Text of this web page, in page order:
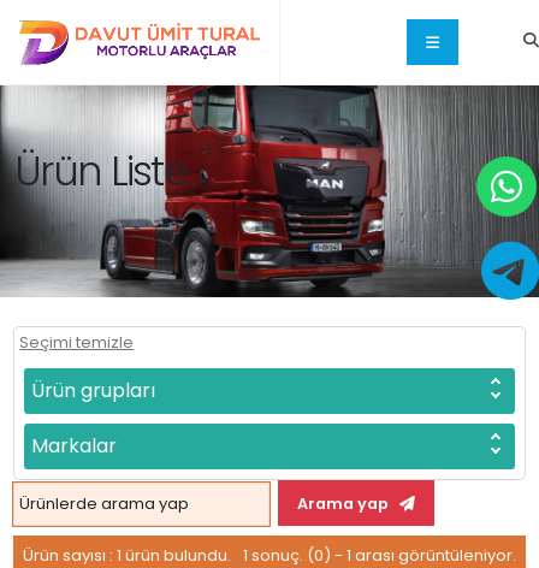
Ürün Liste
Seçimi temizle
Ürün grupları
Markalar
Arama yap
Ürün sayısı : 1 ürün bulundu. 1 sonuç. (0) - 1 arası görüntüleniyor.